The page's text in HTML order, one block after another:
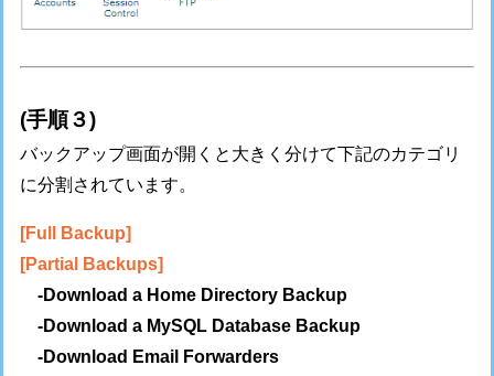
(手順３)
バックアップ画面が開くと大きく分けて下記のカテゴリ
に分割されています。
[Full Backup]
[Partial Backups]
-Download a Home Directory Backup
-Download a MySQL Database Backup
-Download Email Forwarders